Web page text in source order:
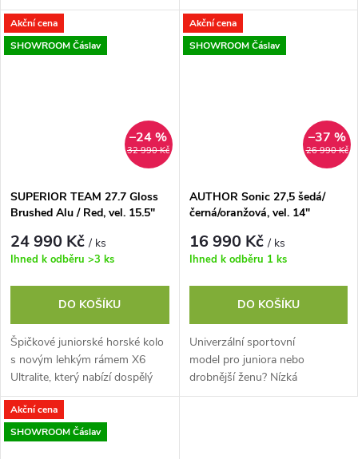
hliníkovým rámem a pokročilou
geometrií navrženou přímo pro
mladé jezdce....
výkon v dětském provedení a
přináší jisté ovládání v
jakémkoliv...
Akční cena
SHOWROOM Čáslav
32 990 Kč
–24 %
SUPERIOR TEAM 27.7 Gloss
Brushed Alu / Red, vel. 15.5"
24 990 Kč/ ks
Ihned k odběru >3 ks
DO KOŠÍKU
Špičkové juniorské horské kolo
s novým lehkým rámem X6
Ultralite, který nabízí dospělý
výkon v dětském provedení a
přináší jisté ovládání v
jakémkoliv...
Akční cena
SHOWROOM Čáslav
26 990 Kč
–37 %
AUTHOR Sonic 27,5 šedá/
černá/oranžová, vel. 14"
16 990 Kč/ ks
Ihned k odběru 1 ks
DO KOŠÍKU
Univerzální sportovní
model pro juniora nebo
drobnější ženu? Nízká
hmotnost a kvalitní osazení za
Akční cena
SHOWROOM Čáslav